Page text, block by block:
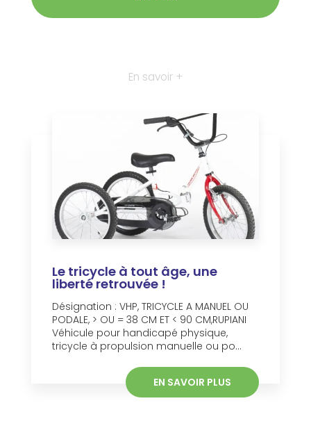
En savoir +
Le tricycle à tout âge, une
liberté retrouvée !
Désignation : VHP, TRICYCLE A MANUEL OU
PODALE, > OU = 38 CM ET < 90 CM,RUPIANI
Véhicule pour handicapé physique,
tricycle à propulsion manuelle ou po...
EN SAVOIR PLUS